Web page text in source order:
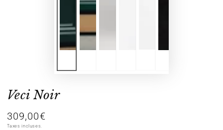
Veci Noir
Prix
normal
309,00€
Taxes incluses.